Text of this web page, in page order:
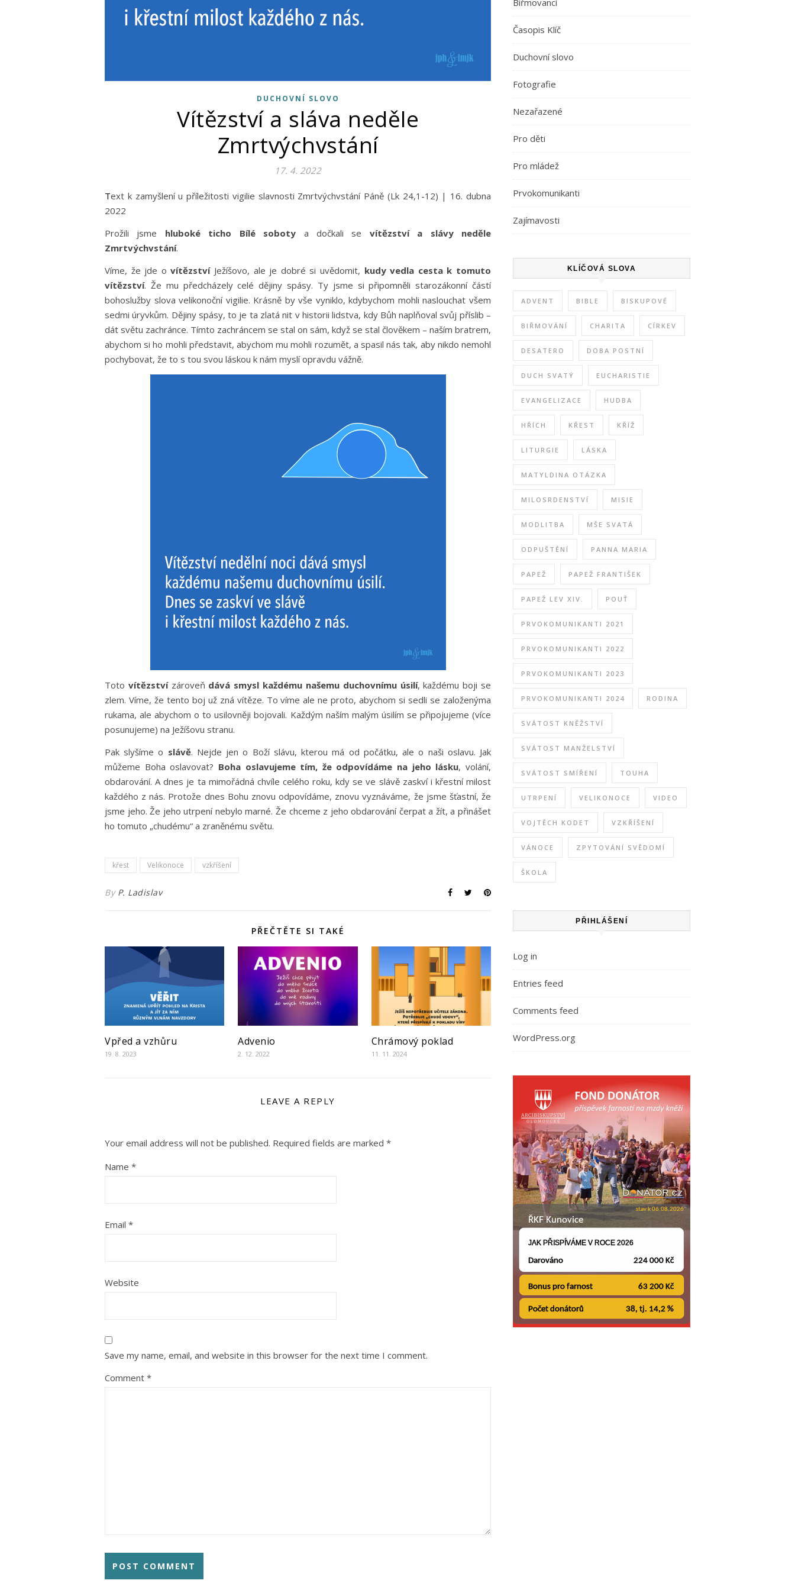
DUCHOVNÍ SLOVO
Vítězství a sláva neděle
Zmrtvýchvstání
17. 4. 2022
Text k zamyšlení u příležitosti vigilie slavnosti Zmrtvýchvstání Páně (Lk 24,1-12) | 16. dubna
2022
Prožili jsme hluboké ticho Bílé soboty a dočkali se vítězství a slávy neděle
Zmrtvýchvstání.
Víme, že jde ovítězstvíJežíšovo, ale je dobré si uvědomit, kudy vedla cesta k tomuto
vítězství. Že mu předcházely celé dějiny spásy. Ty jsme si připomněli starozákonní částí
bohoslužby slova velikonoční vigilie. Krásně by vše vyniklo, kdybychom mohli naslouchat všem
sedmi úryvkům. Dějiny spásy, to je ta zlatá nit v historii lidstva, kdy Bůh naplňoval svůj příslib –
dát světu zachránce. Tímto zachráncem se stal on sám, když se stal člověkem – naším bratrem,
abychom si ho mohli představit, abychom mu mohli rozumět, a spasil nás tak, aby nikdo nemohl
pochybovat, že to s tou svou láskou k nám myslí opravdu vážně.
Toto vítězstvízároveň dává smysl každému našemu duchovnímu úsilí, každému boji se
zlem. Víme, že tento boj už zná vítěze. To víme ale ne proto, abychom si sedli se založenýma
rukama, ale abychom o to usilovněji bojovali. Každým naším malým úsilím se připojujeme (více
posunujeme) na Ježíšovu stranu.
Pak slyšíme o slávě. Nejde jen o Boží slávu, kterou má od počátku, ale o naši oslavu. Jak
můžeme Boha oslavovat? Boha oslavujeme tím, že odpovídáme na jeho lásku, volání,
obdarování. A dnes je ta mimořádná chvíle celého roku, kdy se ve slávě zaskví i křestní milost
každého z nás. Protože dnes Bohu znovu odpovídáme, znovu vyznáváme, že jsme šťastní, že
jsme jeho. Že jeho utrpení nebylo marné. Že chceme z jeho obdarování čerpat a žít, a přinášet
ho tomuto „chudému“ a zraněnému světu.
křest Velikonoce vzkříšení
By P. Ladislav
PŘEČTĚTE SI TAKÉ
Vpřed a vzhůru
19. 8. 2023
Advenio
2. 12. 2022
Chrámový poklad
11. 11. 2024
LEAVE A REPLY
Your email address will not be published. Required fields are marked *
Name *
Email *
Website
Save my name, email, and website in this browser for the next time I comment.
Comment *
Časopis Klíč
Duchovní slovo
Fotografie
Nezařazené
Pro děti
Pro mládež
Prvokomunikanti
Zajímavosti
KLÍČOVÁ SLOVA
ADVENT BIBLE BISKUPOVÉ
BIŘMOVÁNÍ CHARITA CÍRKEV
DESATERO DOBA POSTNÍ
DUCH SVATÝ EUCHARISTIE
EVANGELIZACE HUDBA
HŘÍCH KŘEST KŘÍŽ
LITURGIE LÁSKA
MATYLDINA OTÁZKA
MILOSRDENSTVÍ MISIE
MODLITBA MŠE SVATÁ
ODPUŠTĚNÍ PANNA MARIA
PAPEŽ PAPEŽ FRANTIŠEK
PAPEŽ LEV XIV. POUŤ
PRVOKOMUNIKANTI 2021
PRVOKOMUNIKANTI 2022
PRVOKOMUNIKANTI 2023
PRVOKOMUNIKANTI 2024 RODINA
SVÁTOST KNĚŽSTVÍ
SVÁTOST MANŽELSTVÍ
SVÁTOST SMÍŘENÍ TOUHA
UTRPENÍ VELIKONOCE VIDEO
VOJTĚCH KODET VZKŘÍŠENÍ
VÁNOCE ZPYTOVÁNÍ SVĚDOMÍ
ŠKOLA
PŘIHLÁŠENÍ
Log in
Entries feed
Comments feed
WordPress.org